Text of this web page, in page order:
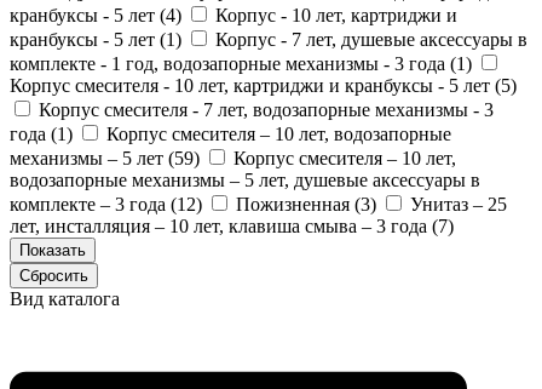
кранбуксы - 5 лет (4)
Корпус - 10 лет, картриджи и
кранбуксы - 5 лет (1)
Корпус - 7 лет, душевые аксессуары в
комплекте - 1 год, водозапорные механизмы - 3 года (1)
Корпус смесителя - 10 лет, картриджи и кранбуксы - 5 лет (5)
Корпус смесителя - 7 лет, водозапорные механизмы - 3
года (1)
Корпус смесителя – 10 лет, водозапорные
механизмы – 5 лет (59)
Корпус смесителя – 10 лет,
водозапорные механизмы – 5 лет, душевые аксессуары в
комплекте – 3 года (12) Пожизненная (3)
Унитаз – 25
лет, инсталляция – 10 лет, клавиша смыва – 3 года (7)
Вид каталога